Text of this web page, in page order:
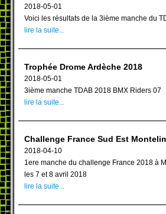
2018-05-01
Voici les résultats de la 3ième manche du
lire la suite...
Trophée Drome Ardèche 2018
2018-05-01
3ième manche TDAB 2018 BMX Riders 07
lire la suite...
Challenge France Sud Est
2018-04-10
1ere manche du challenge France 2018 à
les 7 et 8 avril 2018
lire la suite...